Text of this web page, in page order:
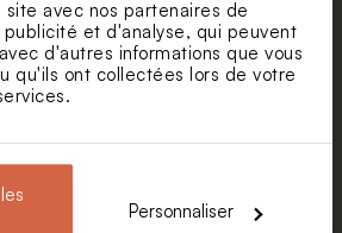
site avec nos partenaires de
et d'analyse, qui peuvent
d'autres informations que vous
qu'ils ont collectées lors de votre
Personnaliser
Valisette personnalisable